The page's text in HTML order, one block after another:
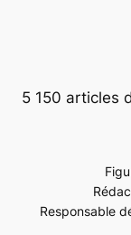
5 150 articles
Responsable